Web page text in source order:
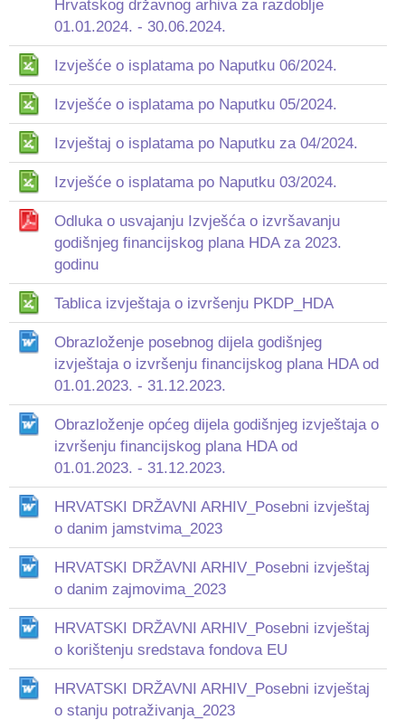
Hrvatskog državnog arhiva za razdoblje
01.01.2024. - 30.06.2024.
Izvješće o isplatama po Naputku 06/2024.
Izvješće o isplatama po Naputku 05/2024.
Izvještaj o isplatama po Naputku za 04/2024.
Izvješće o isplatama po Naputku 03/2024.
Odluka o usvajanju Izvješća o izvršavanju
godišnjeg financijskog plana HDA za 2023.
godinu
Tablica izvještaja o izvršenju PKDP_HDA
Obrazloženje posebnog dijela godišnjeg
izvještaja o izvršenju financijskog plana HDA od
01.01.2023. - 31.12.2023.
Obrazloženje općeg dijela godišnjeg izvještaja o
izvršenju financijskog plana HDA od
01.01.2023. - 31.12.2023.
HRVATSKI DRŽAVNI ARHIV_Posebni izvještaj
o danim jamstvima_2023
HRVATSKI DRŽAVNI ARHIV_Posebni izvještaj
o danim zajmovima_2023
HRVATSKI DRŽAVNI ARHIV_Posebni izvještaj
o korištenju sredstava fondova EU
HRVATSKI DRŽAVNI ARHIV_Posebni izvještaj
o stanju potraživanja_2023